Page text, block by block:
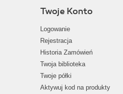
Twoje Konto
Logowanie
Rejestracja
Historia Zamówień
Twoja biblioteka
Twoje półki
Aktywuj kod na produkty